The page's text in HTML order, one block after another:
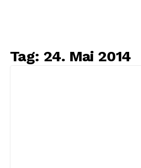
Tag: 24. Mai 2014